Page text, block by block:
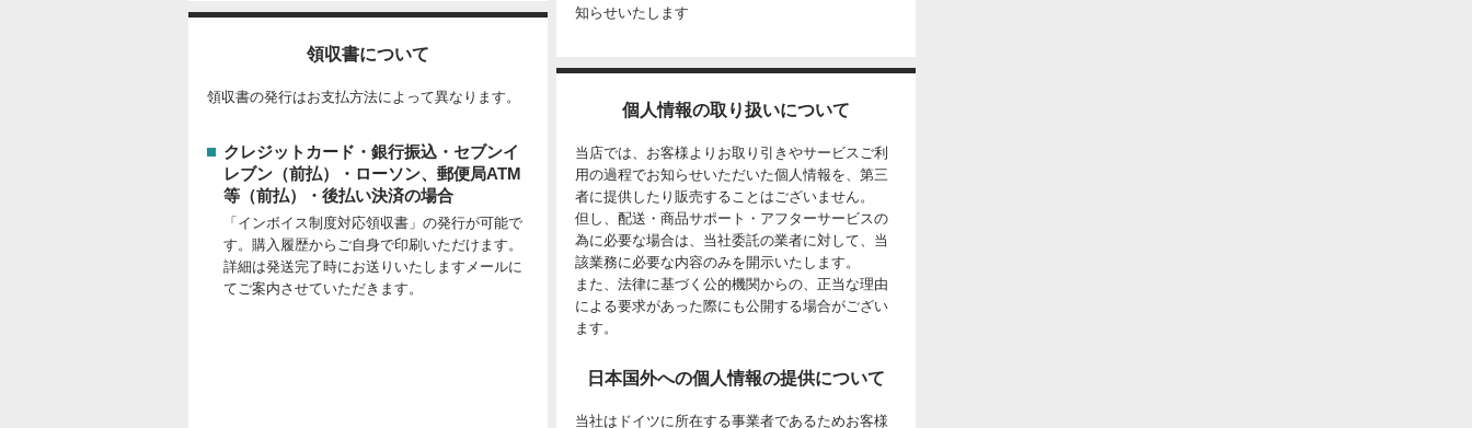
領収書について
領収書の発行はお支払方法によって異なります。
クレジットカード・銀行振込・セブンイ
レブン（前払）・ローソン、郵便局ATM
等（前払）・後払い決済の場合
「インボイス制度対応領収書」の発行が可能で
す。購入履歴からご自身で印刷いただけます。
詳細は発送完了時にお送りいたしますメールに
てご案内させていただきます。
知らせいたします
個人情報の取り扱いについて
当店では、お客様よりお取り引きやサービスご利
用の過程でお知らせいただいた個人情報を、第三
者に提供したり販売することはございません。
但し、配送・商品サポート・アフターサービスの
為に必要な場合は、当社委託の業者に対して、当
該業務に必要な内容のみを開示いたします。
また、法律に基づく公的機関からの、正当な理由
による要求があった際にも公開する場合がござい
ます。
日本国外への個人情報の提供について
当社はドイツに所在する事業者であるためお客様